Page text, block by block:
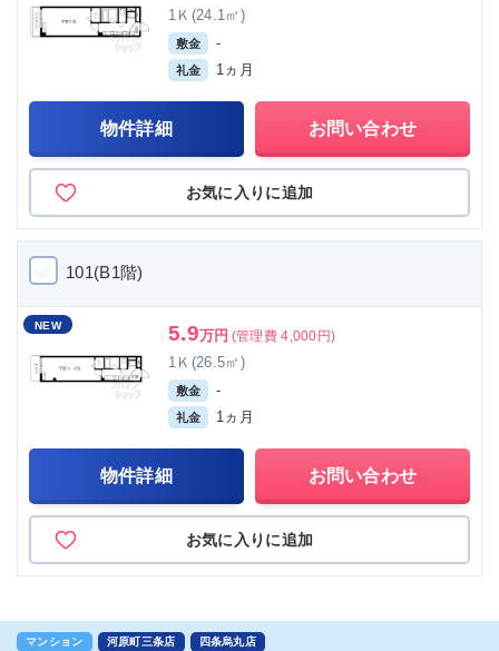
1Ｋ(24.1㎡)
敷金 -
礼金 1ヵ月
物件詳細 お問い合わせ
お気に入りに追加
101(B1階)
NEW 5.9万円 (管理費 4,000円)
1Ｋ(26.5㎡)
敷金 -
礼金 1ヵ月
物件詳細 お問い合わせ
お気に入りに追加
マンション 河原町三条店 四条烏丸店